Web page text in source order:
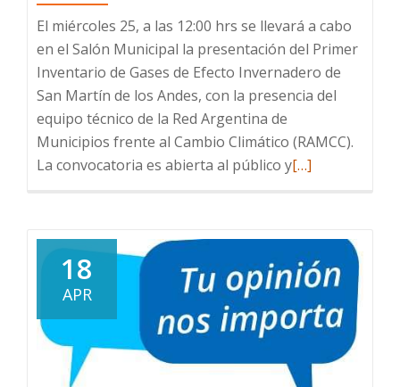
El miércoles 25, a las 12:00 hrs se llevará a cabo
en el Salón Municipal la presentación del Primer
Inventario de Gases de Efecto Invernadero de
San Martín de los Andes, con la presencia del
equipo técnico de la Red Argentina de
Municipios frente al Cambio Climático (RAMCC).
La convocatoria es abierta al público yRead
del
1er
Inventario
de
de
[…]
18
APR